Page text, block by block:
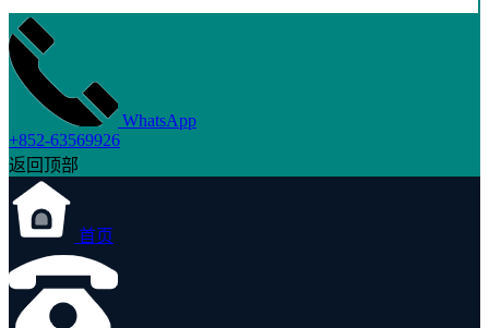
WhatsApp
+852-63569926
返回顶部
首页